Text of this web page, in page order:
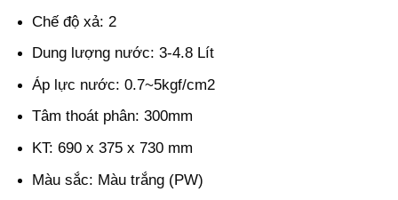
Chế độ xả: 2
Dung lượng nước: 3-4.8 Lít
Áp lực nước: 0.7~5kgf/cm2
Tâm thoát phân: 300mm
KT: 690 x 375 x 730 mm
Màu sắc: Màu trắng (PW)